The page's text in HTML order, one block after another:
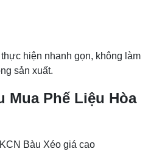
hiện nhanh gọn, không làm
sản xuất.
Mua Phế Liệu Hòa
Bàu Xéo giá cao